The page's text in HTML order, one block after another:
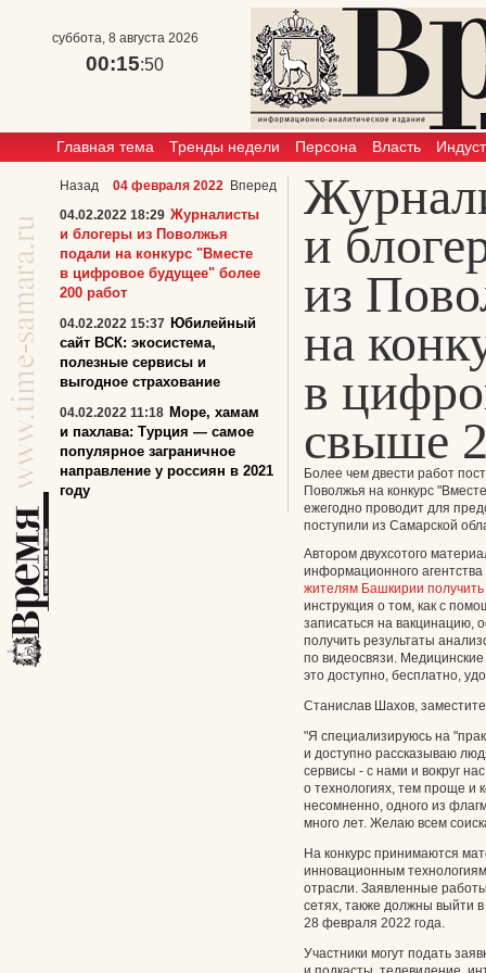
суббота, 8 августа 2026
00:15:50
Главная тема Тренды недели Персона Власть
и
из
на
в
свыше
Более чем двести работ
Поволжья на конкурс
ежегодно проводит для
поступили из Самарской
Автором двухсотого
информационного
жителям Башкирии
инструкция о том, как с
записаться на вакцинацию,
получить результаты
по видеосвязи.
это доступно, бесплатно,
Станислав Шахов,
"Я специализируюсь на
и доступно рассказываю
сервисы - с нами и вокруг
о технологиях, тем проще и
несомненно, одного из
много лет. Желаю всем
На конкурс принимаются
инновационным
отрасли. Заявленные
сетях, также должны выйти
28 февраля 2022 года.
Участники могут подать
Назад 04 февраля 2022 Вперед
04.02.2022 18:29 Журналисты
и блогеры из Поволжья
подали на конкурс "Вместе
в цифровое будущее" более
200 работ
04.02.2022 15:37 Юбилейный
сайт ВСК: экосистема,
полезные сервисы и
выгодное страхование
04.02.2022 11:18 Море, хамам
и пахлава: Турция — самое
популярное заграничное
направление у россиян в 2021
году